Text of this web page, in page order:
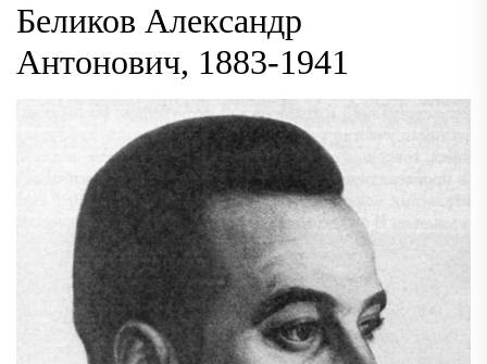
Беликов Александр
Антонович, 1883-1941